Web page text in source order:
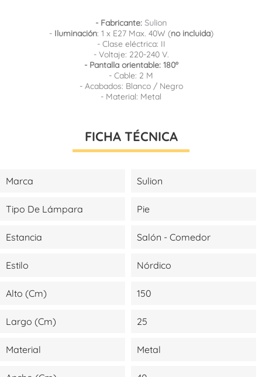
- Fabricante: Sulion
- Iluminación: 1 x E27 Max. 40W (no incluida)
- Clase eléctrica: II
- Voltaje: 220-240 V.
- Pantalla orientable: 180º
- Cable: 2 M
- Acabados: Blanco / Negro
- Material: Metal
FICHA TÉCNICA
Marca Sulion
Tipo De Lámpara Pie
Estancia Salón - Comedor
Estilo Nórdico
Alto (cm) 150
Largo (cm) 25
Material Metal